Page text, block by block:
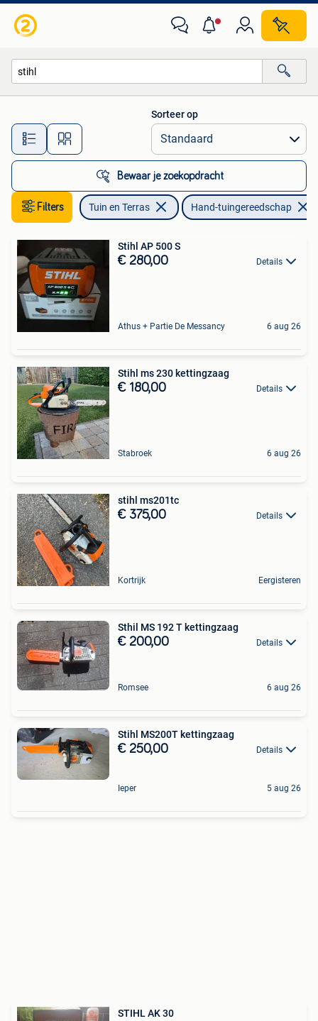
Alle afstanden…
Sorteer op
Bewaar je zoekopdracht
Filters Tuin en Terras Hand-tuingereedschap
Stihl AP 500 S
€ 280,00 Details
Athus + Partie De Messancy 6 aug 26
Stihl ms 230 kettingzaag
€ 180,00 Details
Stabroek 6 aug 26
stihl ms201tc
€ 375,00 Details
Kortrijk Eergisteren
Sthil MS 192 T kettingzaag
€ 200,00 Details
Romsee 6 aug 26
Stihl MS200T kettingzaag
€ 250,00 Details
Ieper 5 aug 26
STIHL AK 30